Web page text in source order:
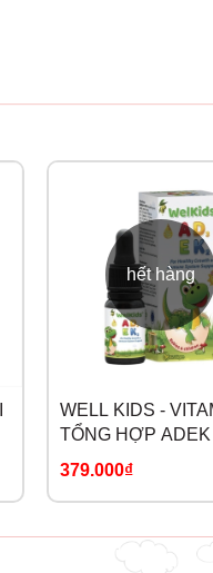
hết hàng
WELL KIDS -
TỔNG HỢP ADEK
379.000₫